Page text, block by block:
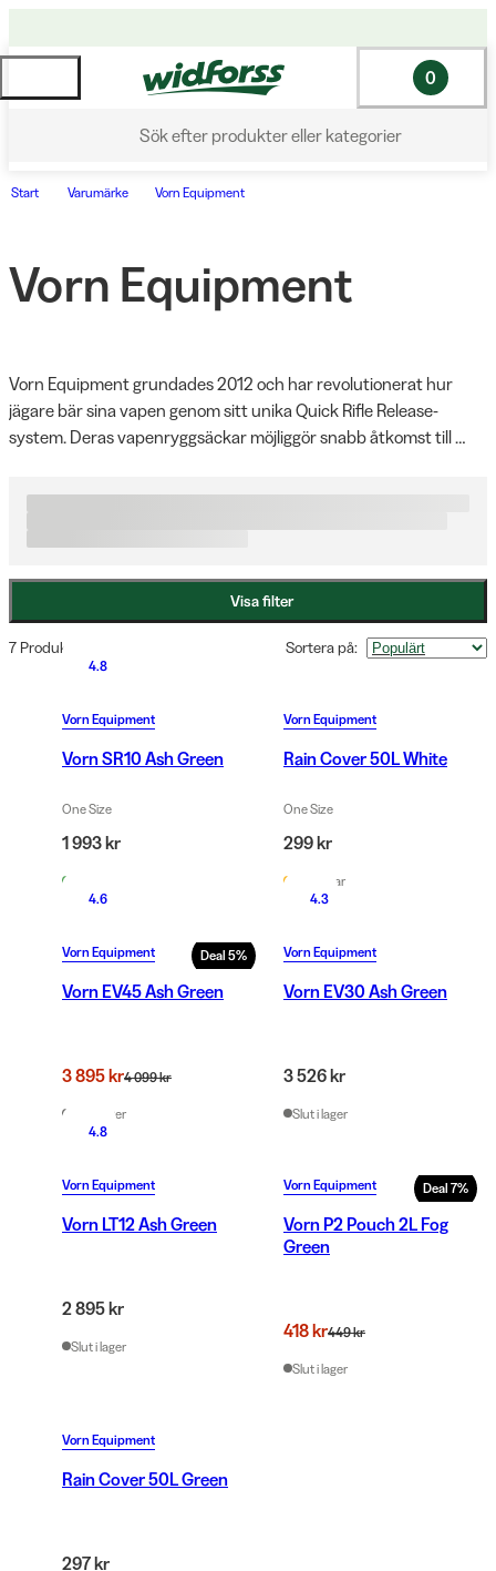
Sök efter produkter eller kategorier
0
Start Varumärke Vorn Equipment
Vorn Equipment
Vorn Equipment grundades 2012 och har revolutionerat hur
jägare bär sina vapen genom sitt unika Quick Rifle Release-
system. Deras vapenryggsäckar möjliggör snabb åtkomst till
Särskilt populära bland hundförare då händerna hålls fria.
kamouflage eller skogsgrön färg, och är utrustade med stabilt
Vapenutrymmet skyddar både hagelgevär och gevär, med eller
utan kikarsikte.
Visa filter
7 Produkter Sortera på:
4.8
Vorn Equipment
Vorn SR10 Ash Green
One Size
1 993 kr
Vorn Equipment
Rain Cover 50L White
One Size
299 kr
Fåtal kvar
Deal 5%
4.6
Vorn Equipment
Vorn EV45 Ash Green
3 895 kr4 099 kr
Slut i lager
4.3
Vorn Equipment
Vorn EV30 Ash Green
3 526 kr
Slut i lager
4.8
Vorn Equipment
Vorn LT12 Ash Green
2 895 kr
Slut i lager
Deal 7%
Vorn Equipment
Vorn P2 Pouch 2L Fog
Green
418 kr449 kr
Slut i lager
Vorn Equipment
Rain Cover 50L Green
297 kr